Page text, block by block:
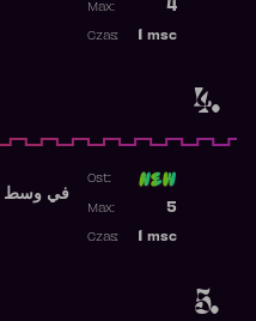
4.
4
Max:
msc
Czas:
5.
Ost:
5
Max:
msc
Czas: